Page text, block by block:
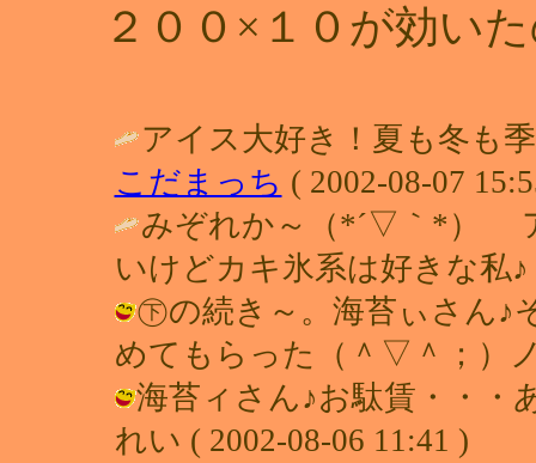
２００×１０が効い
アイス大好き！夏も冬も
こだまっち ( 2002-08-07
みぞれか～（*´▽｀*）
いけどカキ氷系は好きな私
㊦の続き～。海苔ぃさん♪
めてもらった（＾▽＾；）
海苔ィさん♪お駄賃・・・
れい ( 2002-08-06 11:41 )